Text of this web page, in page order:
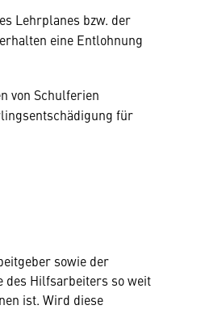
Lehrplanes bzw. der
eine Entlohnung
von Schulferien
für
sowie der
des Hilfsarbeiters so weit
ist. Wird diese